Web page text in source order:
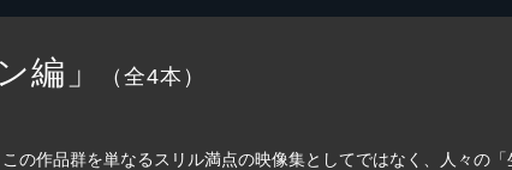
編」 （全4本）
の作品群を単なるスリル満点の映像集としてではなく、人々の